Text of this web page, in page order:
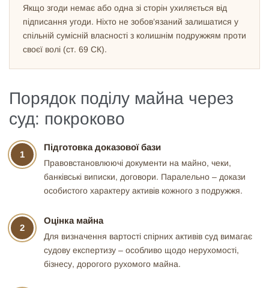
Якщо згоди немає або одна зі сторін ухиляється від
підписання угоди. Ніхто не зобов’язаний залишатися у
спільній сумісній власності з колишнім подружжям проти
своєї волі (ст. 69 СК).
Порядок поділу майна через
суд: покроково
1
Підготовка доказової бази
Правовстановлюючі документи на майно, чеки,
банківські виписки, договори. Паралельно – докази
особистого характеру активів кожного з подружжя.
2
Оцінка майна
Для визначення вартості спірних активів суд вимагає
судову експертизу – особливо щодо нерухомості,
бізнесу, дорогого рухомого майна.